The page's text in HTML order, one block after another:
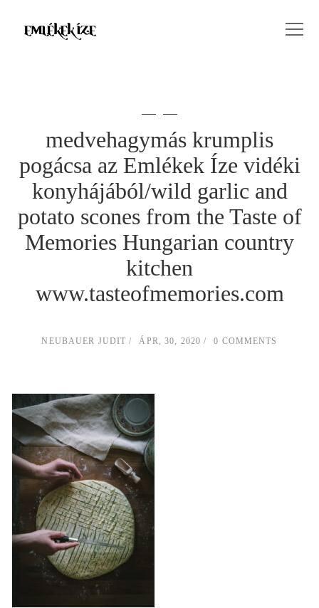
medvehagymás krumplis
pogácsa az Emlékek Íze vidéki
konyhájából/wild garlic and
potato scones from the Taste of
Memories Hungarian country
kitchen
www.tasteofmemories.com
NEUBAUER JUDIT ÁPR, 30, 2020 0 COMMENTS